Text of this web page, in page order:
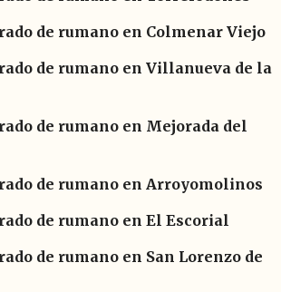
de rumano en Colmenar Viejo
de rumano en Villanueva de la
de rumano en Mejorada del
de rumano en Arroyomolinos
de rumano en El Escorial
de rumano en San Lorenzo de